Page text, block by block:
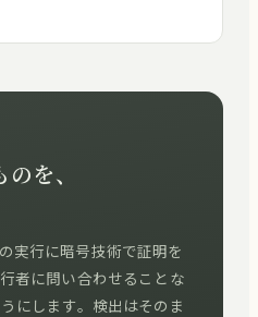
を、
実行に暗号技術で証明を
者に問い合わせることな
にします。検出はそのま